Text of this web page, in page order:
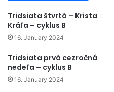
Tridsiata štvrtá – Krista
Kráľa – cyklus B
16. January 2024
Tridsiata prvá cezročná
nedeľa – cyklus B
16. January 2024